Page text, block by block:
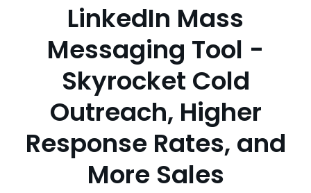
LinkedIn Mass
Messaging Tool -
Skyrocket Cold
Outreach, Higher
Response Rates, and
More Sales